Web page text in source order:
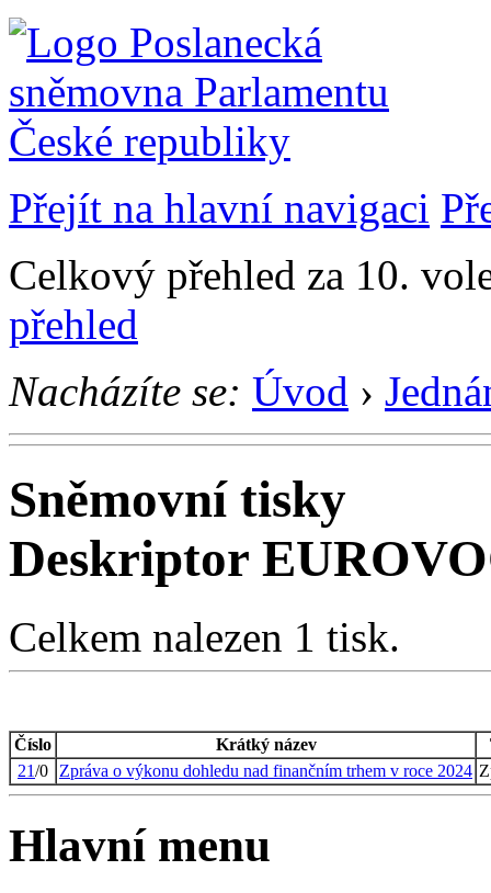
Přejít na hlavní navigaci
Celkový přehled za 10.
přehled
Nacházíte se: Úvod ›
Sněmovní tisky
Deskriptor
Celkem nalezen 1 tisk.
Číslo Krátký název
21/0 Zpráva o výkonu dohledu nad finančním trhem v roce 2024
Hlavní menu